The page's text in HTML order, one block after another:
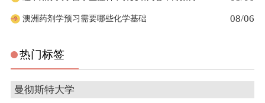
澳洲药剂学预习需要哪些化学基础 08/06
热门标签
曼彻斯特大学